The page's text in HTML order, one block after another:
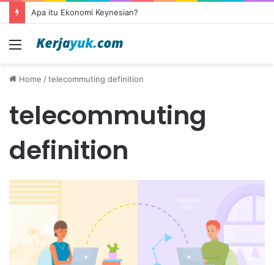
Apa itu Ekonomi Keynesian?
Menu
Home /telecommuting definition
telecommuting
definition